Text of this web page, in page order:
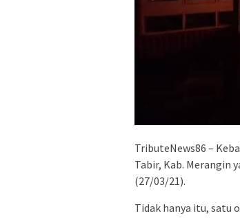
TributeNews86 –
Tabir, Kab. Merangin
(27/03/21).
Tidak hanya itu, satu